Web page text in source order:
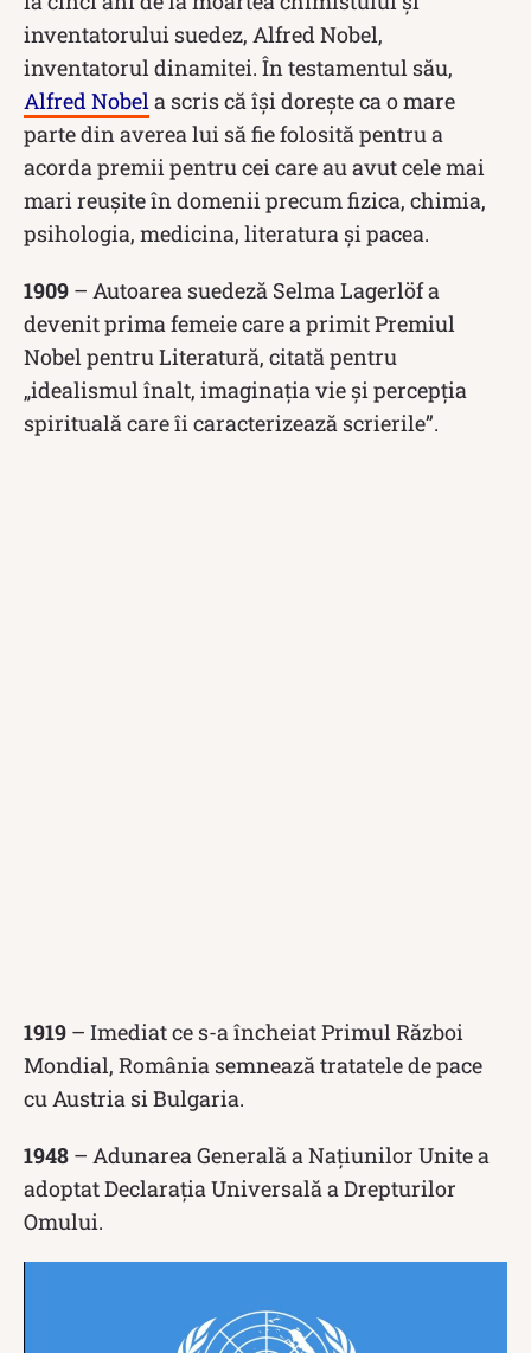
inventatorului suedez, Alfred Nobel,
inventatorul dinamitei. În testamentul său,
Alfred Nobel a scris că își dorește ca o mare
parte din averea lui să fie folosită pentru a
acorda premii pentru cei care au avut cele mai
mari reușite în domenii precum fizica, chimia,
psihologia, medicina, literatura și pacea.
1909 – Autoarea suedeză Selma Lagerlöf a
devenit prima femeie care a primit Premiul
Nobel pentru Literatură, citată pentru
„idealismul înalt, imaginația vie și percepția
spirituală care îi caracterizează scrierile”.
1919 – Imediat ce s-a încheiat Primul Război
Mondial, România semnează tratatele de pace
cu Austria si Bulgaria.
1948 – Adunarea Generală a Națiunilor Unite a
adoptat Declarația Universală a Drepturilor
Omului.